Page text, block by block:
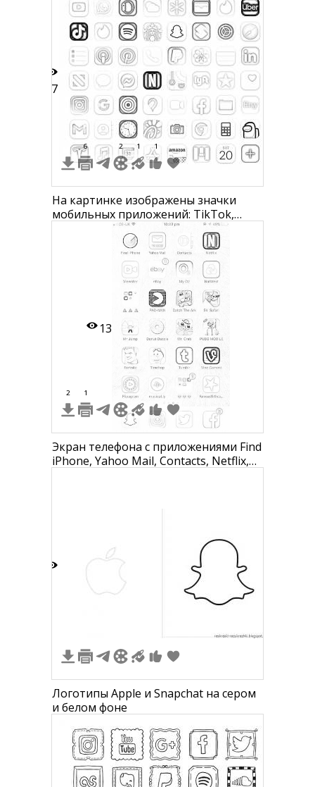
Snapchat, Gmail, Twitter, Periscope,
Pinterest, Reddit, LinkedIn, Foursquare,
Google Maps, Google Hangouts,
Behance, Tumblr, YouTube, Qu
17
6 2 1 1
На картинке изображены значки
мобильных приложений: TikTok,
WhatsApp, Instagram, Walmart,
YouTube, Uber, Spotify, Starbucks,
Snapchat, Amazon, Lyft, Pinterest,
LinkedIn, Etsy, Netflix, Google Chrome,
Facebook, Google Maps, Twitter,
Calendar, и др.
13
2 1
Экран телефона с приложениями Find
iPhone, Yahoo Mail, Contacts, Netflix,
Логотипы Apple и Snapchat на сером
и белом фоне